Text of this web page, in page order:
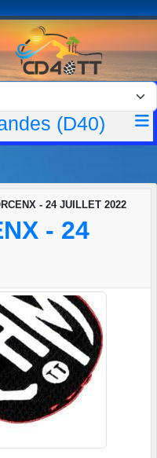
(D40)
- 24 JUILLET 2022
- 24